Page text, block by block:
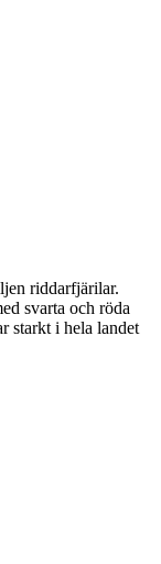
riddarfjärilar.
svarta och röda
starkt i hela landet